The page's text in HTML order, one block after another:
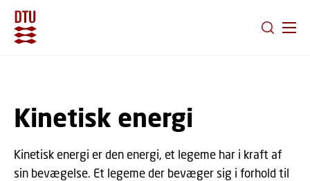
Kinetisk energi
Kinetisk energi er den energi, et legeme har i kraft af
sin bevægelse. Et legeme der bevæger sig i forhold til